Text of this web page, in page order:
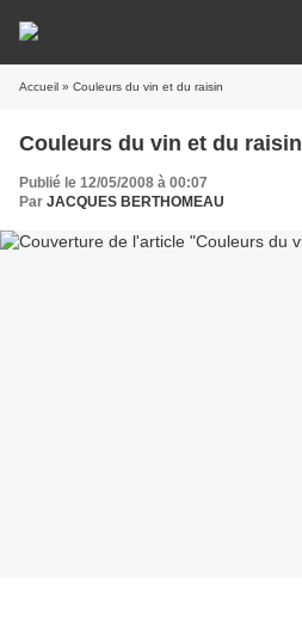
Accueil » Couleurs du vin et du raisin
Couleurs du vin et du raisin
Publié le 12/05/2008 à 00:07
Par JACQUES BERTHOMEAU